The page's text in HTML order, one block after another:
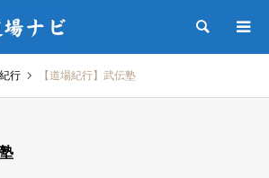
検索
行 【道場紀行】武伝塾